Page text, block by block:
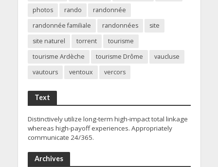
photos
rando
randonnée
randonnée familiale
randonnées
site
site naturel
torrent
tourisme
tourisme Ardèche
tourisme Drôme
vaucluse
vautours
ventoux vercors
Text
Distinctively utilize long-term high-impact total linkage
whereas high-payoff experiences. Appropriately
communicate 24/365.
Archives